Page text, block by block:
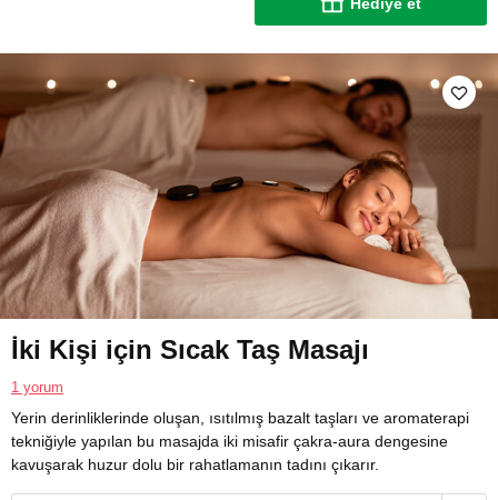
Hediye et
İki Kişi için Sıcak Taş Masajı
1 yorum
Yerin derinliklerinde oluşan, ısıtılmış bazalt taşları ve aromaterapi
tekniğiyle yapılan bu masajda iki misafir çakra-aura dengesine
kavuşarak huzur dolu bir rahatlamanın tadını çıkarır.